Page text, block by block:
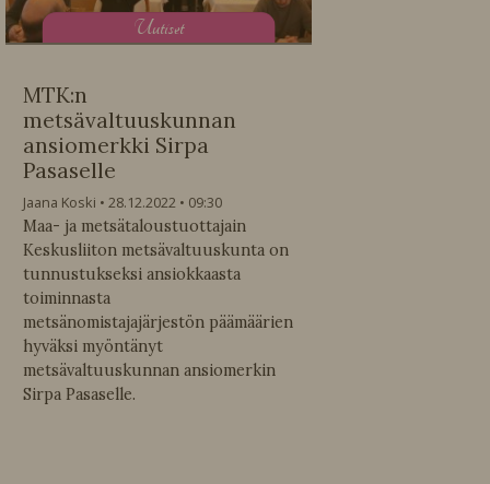
Uutiset
MTK:n
metsävaltuuskunnan
ansiomerkki Sirpa
Pasaselle
Jaana Koski 28.12.2022
09:30
Maa- ja metsätaloustuottajain
Keskusliiton metsävaltuuskunta on
tunnustukseksi ansiokkaasta
toiminnasta
metsänomistajajärjestön päämäärien
hyväksi myöntänyt
metsävaltuuskunnan ansiomerkin
Sirpa Pasaselle.